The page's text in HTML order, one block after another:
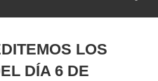
LOS
DÍA 6 DE